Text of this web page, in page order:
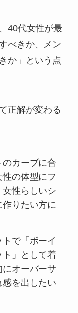
40代女性が最
べきか、メン
か」という点
正解が変わる
カーブに合
の体型にフ
女性らしいシ
作りたい方に
で「ボーイ
ト」として着
にオーバーサ
感を出したい